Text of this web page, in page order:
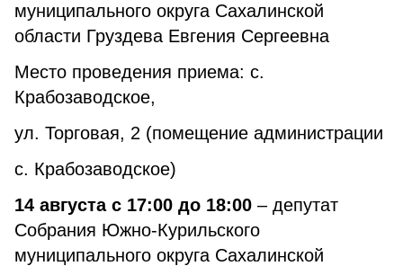
муниципального округа Сахалинской
области Груздева Евгения Сергеевна
Место проведения приема: с.
Крабозаводское,
ул. Торговая, 2 (помещение администрации
с. Крабозаводское)
14 августа с 17:00 до 18:00 – депутат
Собрания Южно-Курильского
муниципального округа Сахалинской